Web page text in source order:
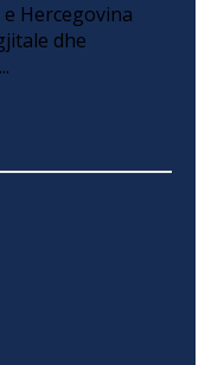
Hercegovina
dhe